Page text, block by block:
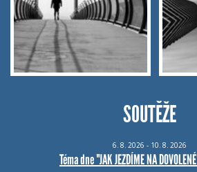
SOUTĚŽE
6. 8. 2026 - 10. 8. 2026
Téma dne "JAK JEZDÍME NA